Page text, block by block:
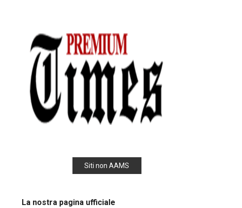
Siti non AAMS
La nostra pagina ufficiale